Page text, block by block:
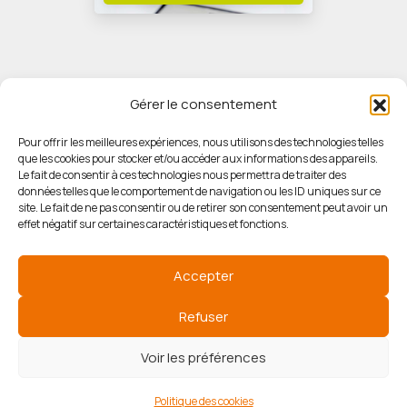
Gérer le consentement
Pour offrir les meilleures expériences, nous utilisons des technologies telles
que les cookies pour stocker et/ou accéder aux informations des appareils.
Le fait de consentir à ces technologies nous permettra de traiter des
données telles que le comportement de navigation ou les ID uniques sur ce
site. Le fait de ne pas consentir ou de retirer son consentement peut avoir un
effet négatif sur certaines caractéristiques et fonctions.
Accepter
Refuser
Voir les préférences
Politique des cookies
© HORIZON IMMOBILIER
Mentions légales
Politique des cookies